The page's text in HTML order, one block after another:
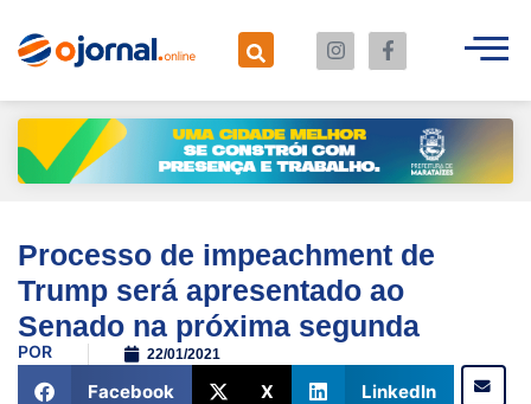
Processo de impeachment de
Trump será apresentado ao
Senado na próxima segunda
POR 22/01/2021
Facebook X LinkedIn